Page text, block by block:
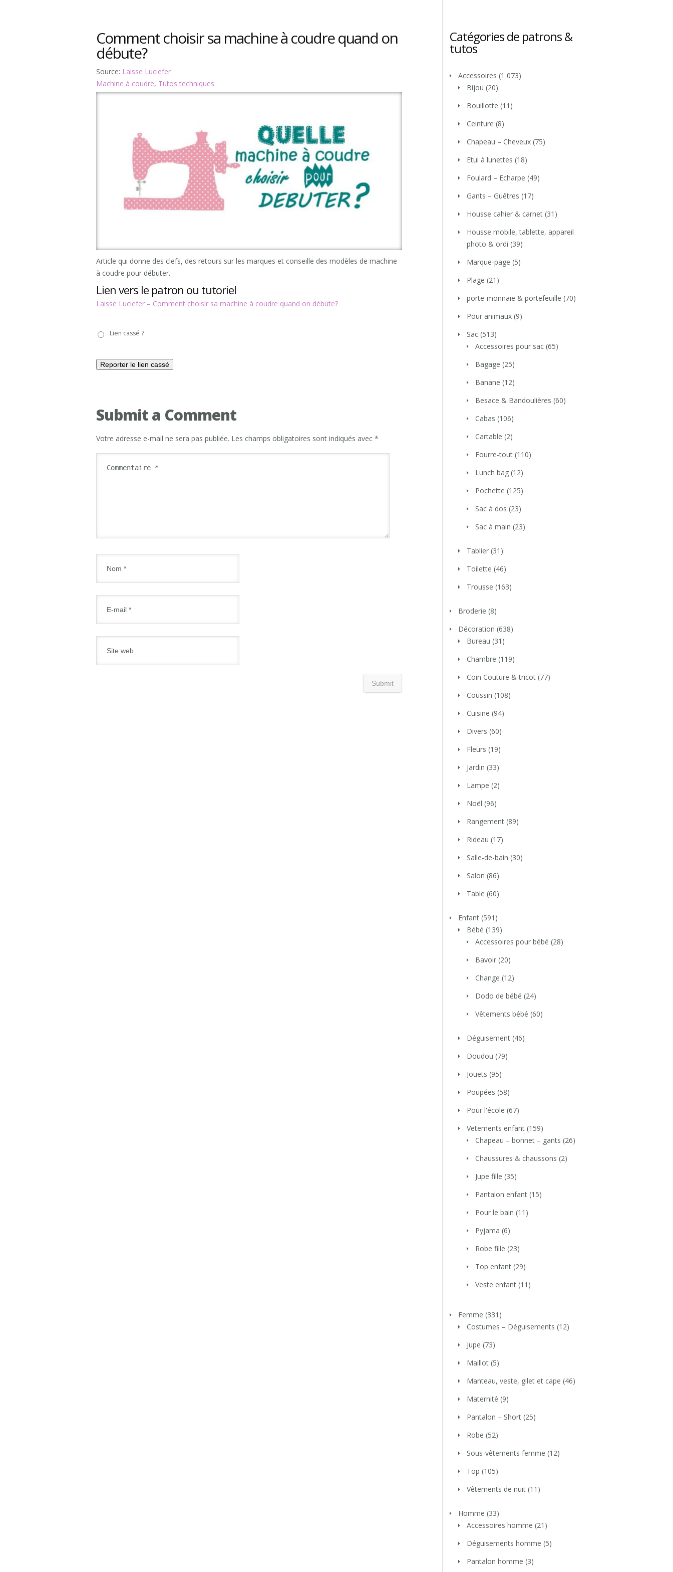
Comment choisir sa machine à coudre quand on
débute?
Source: Laisse Luciefer
Machine à coudre, Tutos techniques
Article qui donne des clefs, des retours sur les marques et conseille des modèles de machine
à coudre pour débuter.
Lien vers le patron ou tutoriel
Laisse Luciefer – Comment choisir sa machine à coudre quand on débute?
casséLien cassé ?
Submit a Comment
Votre adresse e-mail ne sera pas publiée. Les champs obligatoires sont indiqués avec *
Catégories de patrons &
tutos
Accessoires (1 073)
Bijou (20)
Bouillotte (11)
Ceinture (8)
Chapeau – Cheveux (75)
Etui à lunettes (18)
Foulard – Echarpe (49)
Gants – Guêtres (17)
Housse cahier & carnet (31)
Housse mobile, tablette, appareil
photo & ordi (39)
Marque-page (5)
Plage (21)
porte-monnaie & portefeuille (70)
Pour animaux (9)
Sac (513)
Accessoires pour sac (65)
Bagage (25)
Banane (12)
Besace & Bandoulières (60)
Cabas (106)
Cartable (2)
Fourre-tout (110)
Lunch bag (12)
Pochette (125)
Sac à dos (23)
Sac à main (23)
Tablier (31)
Toilette (46)
Trousse (163)
Broderie (8)
Décoration (638)
Bureau (31)
Chambre (119)
Coin Couture & tricot (77)
Coussin (108)
Cuisine (94)
Divers (60)
Fleurs (19)
Jardin (33)
Lampe (2)
Noël (96)
Rangement (89)
Rideau (17)
Salle-de-bain (30)
Salon (86)
Table (60)
Enfant (591)
Bébé (139)
Accessoires pour bébé (28)
Bavoir (20)
Change (12)
Dodo de bébé (24)
Vêtements bébé (60)
Déguisement (46)
Doudou (79)
Jouets (95)
Poupées (58)
Pour l'école (67)
Vetements enfant (159)
Chapeau – bonnet – gants (26)
Chaussures & chaussons (2)
Jupe fille (35)
Pantalon enfant (15)
Pour le bain (11)
Pyjama (6)
Robe fille (23)
Top enfant (29)
Veste enfant (11)
Femme (331)
Costumes – Déguisements (12)
Jupe (73)
Maillot (5)
Manteau, veste, gilet et cape (46)
Maternité (9)
Pantalon – Short (25)
Robe (52)
Sous-vêtements femme (12)
Top (105)
Vêtements de nuit (11)
Homme (33)
Accessoires homme (21)
Déguisements homme (5)
Pantalon homme (3)